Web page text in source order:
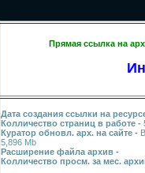
Прямая ссылка на
Дата создания ссылки на
Колличество страниц в работе -
Куратор обновл. арх. на сайте -
5,896 Mb
Расширение файла архив -
Колличество просм. за мес.